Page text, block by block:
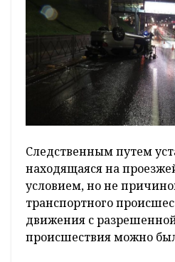
Следственным путем
находящаяся на
условием, но не
транспортного
движения с
происшествия можно